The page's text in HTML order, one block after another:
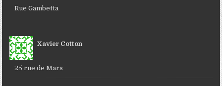
Rue Gambetta
Xavier Cotton
25 rue de Mars